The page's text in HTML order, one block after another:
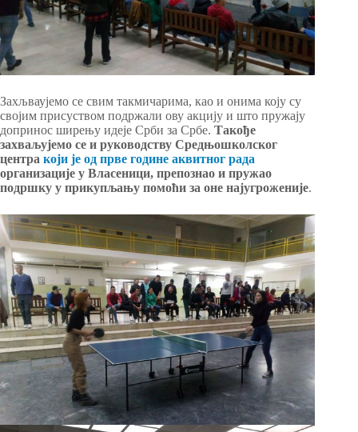
Захљваујемо се свим такмичарима, као и онима коју су
својим присуством подржали ову акцију и што пружају
допринос ширењу идеје Срби за Србе. Такође
захваљујемо се и руководству Средњошколског
центра који је од прве године аквитног рада
организације у Власеници, препознао и пружао
подршку у прикупљању помоћи за оне најугроженије.